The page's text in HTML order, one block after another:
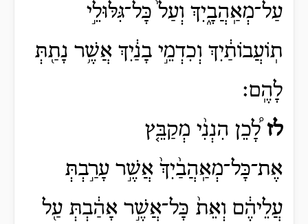
עַל־מְאַֽהֲבָ֑יִךְ וְעַל֙ כָּל־גִּלּוּלֵ֣י
תֽוֹעֲבוֹתַ֔יִךְ וְכִדְמֵ֣י בָנַ֔יִךְ אֲשֶׁ֥ר נָתַ֖תְּ
לָהֶֽם׃
לז לָ֠כֵן הִנְנִ֨י מְקַבֵּ֤ץ
אֶת־כָּל־מְאַֽהֲבַ֨יִךְ֙ אֲשֶׁ֣ר עָרַ֣בְתְּ
עֲלֵיהֶ֔ם וְאֵת֙ כָּל־אֲשֶׁ֣ר אָהַ֔בְתְּ עַ֖ל